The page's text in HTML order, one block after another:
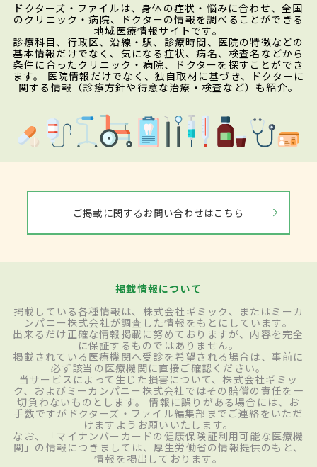
ドクターズ・ファイルは、身体の症状・悩みに合わせ、全国
のクリニック・病院、ドクターの情報を調べることができる
地域医療情報サイトです。
診療科目、行政区、沿線・駅、診療時間、医院の特徴などの
基本情報だけでなく、気になる症状、病名、検査名などから
条件に合ったクリニック・病院、ドクターを探すことができ
ます。 医院情報だけでなく、独自取材に基づき、ドクターに
関する情報（診療方針や得意な治療・検査など）も紹介。
ご掲載に関するお問い合わせはこちら
掲載情報について
掲載している各種情報は、株式会社ギミック、またはミーカ
ンパニー株式会社が調査した情報をもとにしています。
出来るだけ正確な情報掲載に努めておりますが、内容を完全
に保証するものではありません。
掲載されている医療機関へ受診を希望される場合は、事前に
必ず該当の医療機関に直接ご確認ください。
当サービスによって生じた損害について、株式会社ギミッ
ク、およびミーカンパニー株式会社ではその賠償の責任を一
切負わないものとします。 情報に誤りがある場合には、お
手数ですがドクターズ・ファイル編集部までご連絡をいただ
けますようお願いいたします。
なお、「マイナンバーカードの健康保険証利用可能な医療機
関」の情報につきましては、厚生労働省の情報提供のもと、
情報を掲出しております。